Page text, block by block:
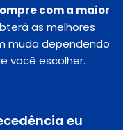
com a maior
as melhores
muda dependendo
você escolher.
eu